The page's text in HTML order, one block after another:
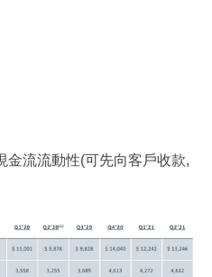
金流流動性(可先向客戶收款,